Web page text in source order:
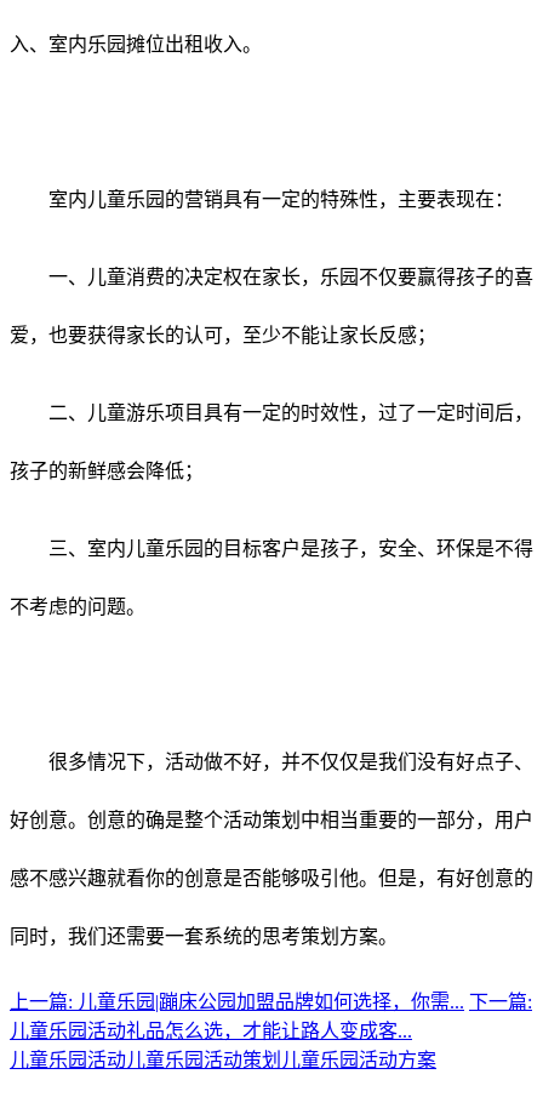
入、室内乐园摊位出租收入。
室内儿童乐园的营销具有一定的特殊性，主要表现在：
一、儿童消费的决定权在家长，乐园不仅要赢得孩子的喜
爱，也要获得家长的认可，至少不能让家长反感；
二、儿童游乐项目具有一定的时效性，过了一定时间后，
孩子的新鲜感会降低；
三、室内儿童乐园的目标客户是孩子，安全、环保是不得
不考虑的问题。
很多情况下，活动做不好，并不仅仅是我们没有好点子、
好创意。创意的确是整个活动策划中相当重要的一部分，用户
感不感兴趣就看你的创意是否能够吸引他。但是，有好创意的
同时，我们还需要一套系统的思考策划方案。
上一篇: 儿童乐园|蹦床公园加盟品牌如何选择，你需... 下一篇:
儿童乐园活动礼品怎么选，才能让路人变成客...
儿童乐园活动儿童乐园活动策划 儿童乐园活动方案